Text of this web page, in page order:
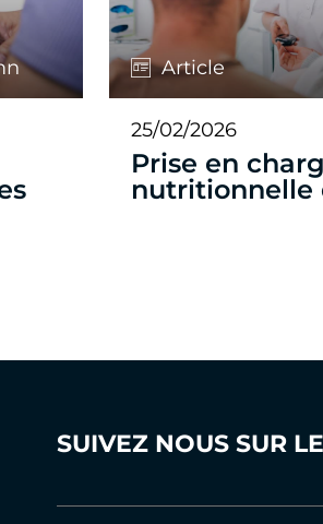
Article
25/02/2026
Prise en
nutritionnelle
SUIVEZ NOUS SUR